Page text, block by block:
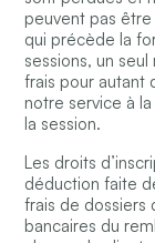
peuvent pas
qui précède la
sessions, un
frais pour autant
notre service à
la session.
Les droits
déduction faite
frais de dossiers
bancaires du